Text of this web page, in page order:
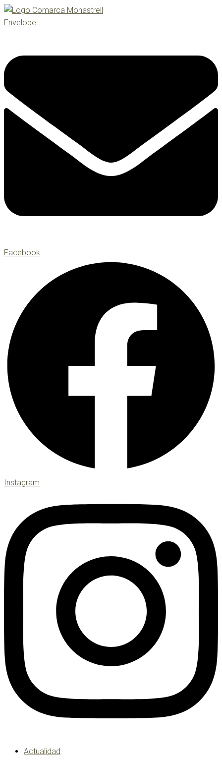
Envelope
Facebook
Instagram
Actualidad